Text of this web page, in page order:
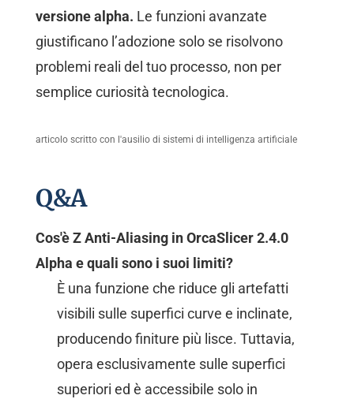
versione alpha. Le funzioni avanzate
giustificano l’adozione solo se risolvono
problemi reali del tuo processo, non per
semplice curiosità tecnologica.
articolo scritto con l'ausilio di sistemi di intelligenza artificiale
Q&A
Cos'è Z Anti-Aliasing in OrcaSlicer 2.4.0
Alpha e quali sono i suoi limiti?
È una funzione che riduce gli artefatti
visibili sulle superfici curve e inclinate,
producendo finiture più lisce. Tuttavia,
opera esclusivamente sulle superfici
superiori ed è accessibile solo in